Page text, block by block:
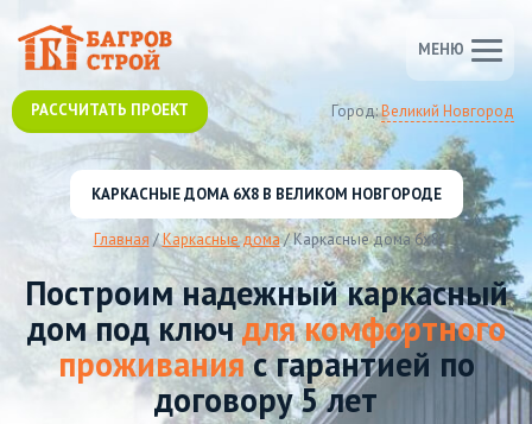
Город:Великий Новгород
РАССЧИТАТЬ ПРОЕКТ
МЕНЮ
КАРКАСНЫЕ ДОМА 6Х8 В ВЕЛИКОМ НОВГОРОДЕ
Главная/Каркасные дома/Каркасные дома 6х8
Построим надежный каркасный
дом под ключдля комфортного
проживанияс гарантией по
договору 5 лет